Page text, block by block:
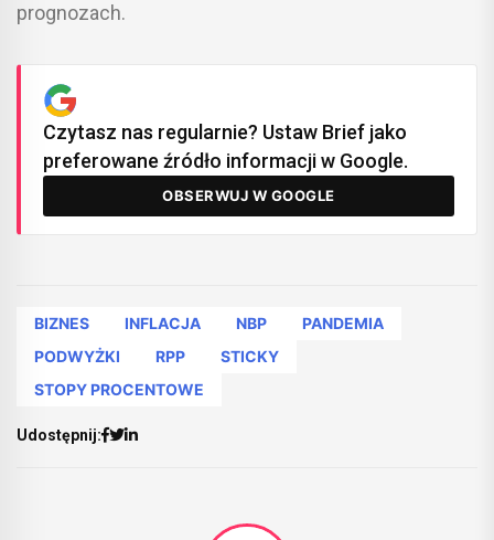
prognozach.
Czytasz nas regularnie? Ustaw Brief jako
preferowane źródło informacji w Google.
OBSERWUJ W GOOGLE
BIZNES INFLACJA NBP
PANDEMIA
PODWYŻKI
RPP
STICKY
STOPY PROCENTOWE
Udostępnij: